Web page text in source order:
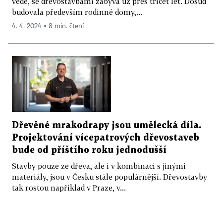
budovala především rodinné domy,...
4. 4. 2024 ▪ 8 min. čtení
Dřevěné mrakodrapy jsou umělecká díla.
Projektování vícepatrových dřevostaveb
bude od příštího roku jednodušší
Stavby pouze ze dřeva, ale i v kombinaci s jinými
materiály, jsou v Česku stále populárnější. Dřevostavby
tak rostou například v Praze, v...